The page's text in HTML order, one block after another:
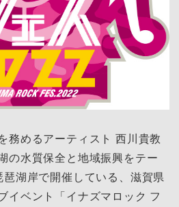
務めるアーティスト 西川貴教
の水質保全と地域振興をテー
湖岸で開催している、滋賀県
イベント「イナズマロック フ